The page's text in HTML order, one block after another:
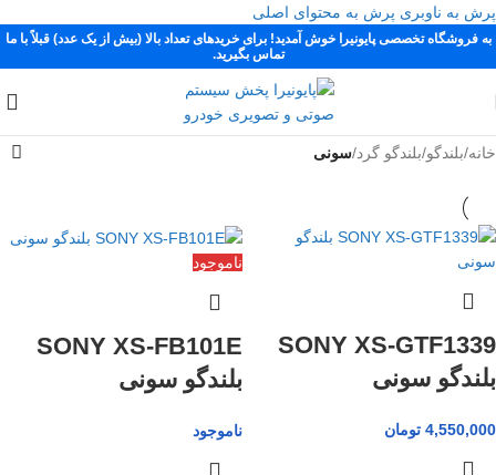
پرش به ناوبری پرش به محتوای اصلی
به فروشگاه تخصصی پایونیرا خوش آمدید! برای خریدهای تعداد بالا (بیش از یک عدد) قبلاً با ما
تماس بگیرید.
خانه/بلندگو/بلندگو گرد/سونی
SONY XS-GTF1339
بلندگو سونی
4,550,000 تومان
ناموجود
SONY XS-FB101E
بلندگو سونی
ناموجود